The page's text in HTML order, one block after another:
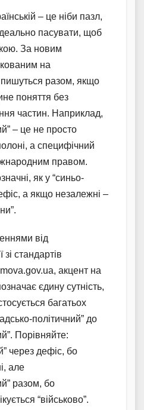
– це ніби пазл,
пасувати, щоб
За новим
на
разом, якщо
поняття без
частин. Наприклад,
– це не просто
а специфічний
правом.
як у “синьо-
а якщо незалежні –
від
зі стандартів
акцент на
єдину сутність,
багатьох
політичний” до
Порівняйте:
через дефіс, бо
але
разом, бо
“військово”.